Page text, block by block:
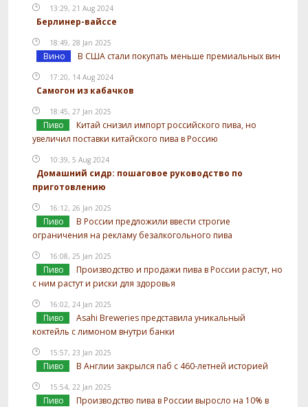
13:29, 21 Aug 2024
Берлинер-вайссе
18:49, 28 Jan 2025
Вино В США стали покупать меньше премиальных вин
17:20, 14 Aug 2024
Самогон из кабачков
18:45, 27 Jan 2025
Пиво
Китай снизил импорт российского пива, но
увеличил поставки китайского пива в Россию
10:39, 5 Aug 2024
Домашний сидр: пошаговое руководство по
приготовлению
16:12, 26 Jan 2025
Пиво
В России предложили ввести строгие
ограничения на рекламу безалкогольного пива
16:08, 25 Jan 2025
Пиво
Производство и продажи пива в России растут, но
с ним растут и риски для здоровья
16:02, 24 Jan 2025
Пиво
Asahi Breweries представила уникальный
коктейль с лимоном внутри банки
15:57, 23 Jan 2025
Пиво В Англии закрылся паб с 460-летней историей
15:54, 22 Jan 2025
Пиво
Производство пива в России выросло на 10% в